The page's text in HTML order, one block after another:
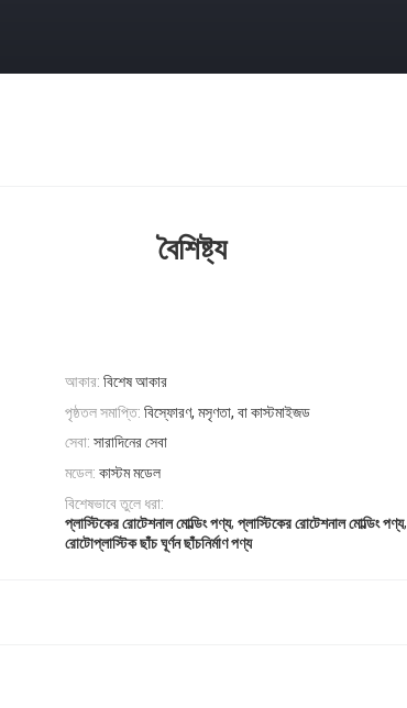
বৈশিষ্ট্য
আকার: বিশেষ আকার
পৃষ্ঠতল সমাপ্তি: বিস্ফোরণ, মসৃণতা, বা কাস্টমাইজড
সেবা: সারাদিনের সেবা
মডেল: কাস্টম মডেল
বিশেষভাবে তুলে ধরা:
প্লাস্টিকের রোটেশনাল মোল্ডিং পণ্য, প্লাস্টিকের রোটেশনাল মোল্ডিং পণ্য,
রোটোপ্লাস্টিক ছাঁচ ঘূর্ণন ছাঁচনির্মাণ পণ্য